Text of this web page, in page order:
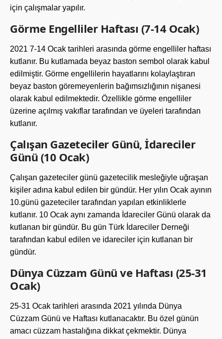
için çalışmalar yapılır.
Görme Engelliler Haftası (7-14 Ocak)
2021 7-14 Ocak tarihleri arasında görme engelliler haftası
kutlanır. Bu kutlamada beyaz baston sembol olarak kabul
edilmiştir. Görme engellilerin hayatlarını kolaylaştıran
beyaz baston göremeyenlerin bağımsızlığının nişanesi
olarak kabul edilmektedir. Özellikle görme engelliler
üzerine açılmış vakıflar tarafından ve üyeleri tarafından
kutlanır.
Çalışan Gazeteciler Günü, İdareciler
Günü (10 Ocak)
Çalışan gazeteciler günü gazetecilik mesleğiyle uğraşan
kişiler adına kabul edilen bir gündür. Her yılın Ocak ayının
10.günü gazeteciler tarafından yapılan etkinliklerle
kutlanır. 10 Ocak aynı zamanda İdareciler Günü olarak da
kutlanan bir gündür. Bu gün Türk İdareciler Derneği
tarafından kabul edilen ve idareciler için kutlanan bir
gündür.
Dünya Cüzzam Günü ve Haftası (25-31
Ocak)
25-31 Ocak tarihleri arasında 2021 yılında Dünya
Cüzzam Günü ve Haftası kutlanacaktır. Bu özel günün
amacı cüzzam hastalığına dikkat çekmektir. Dünya